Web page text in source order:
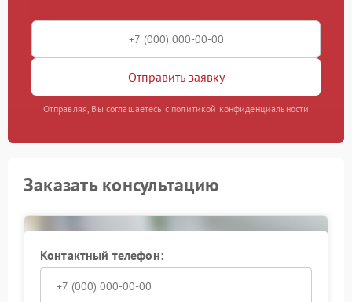
Отправить заявку
Отправляя, Вы соглашаетесь с политикой конфиденциальности
Заказать консультацию
Контактный телефон: